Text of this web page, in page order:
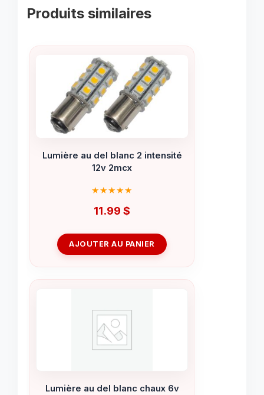
Produits similaires
Lumière au del blanc 2 intensité
12v 2mcx
11.99 $
AJOUTER AU PANIER
Lumière au del blanc chaux 6v